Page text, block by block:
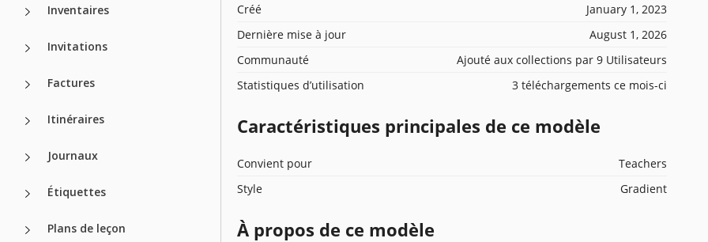
Inventaires
Invitations
Factures
Itinéraires
Journaux
Étiquettes
Plans de leçon
Créé
January 1, 2023
Dernière mise à jour
August 1, 2026
Communauté
Ajouté aux collections par 9 Utilisateurs
Statistiques d’utilisation
3 téléchargements ce mois-ci
Caractéristiques principales de ce modèle
Convient pour
Teachers
Style
Gradient
À propos de ce modèle